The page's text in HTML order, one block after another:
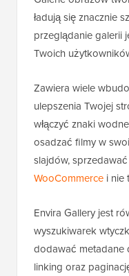
ładują się znacznie
przeglądanie galerii
Twoich
Zawiera wiele
ulepszenia Twojej
włączyć znaki
osadzać filmy w
slajdów,
WooCommerce i nie
Envira Gallery jest
wyszukiwarek
dodawać metadane
linking oraz